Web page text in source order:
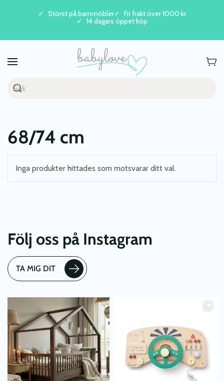
Skip to main content
Störst på barnmöbler
Fri frakt över 1000 kr
14 dagars öppet köp
68/74 cm
Inga produkter hittades som motsvarar ditt val.
Följ oss på Instagram
TA MIG DIT